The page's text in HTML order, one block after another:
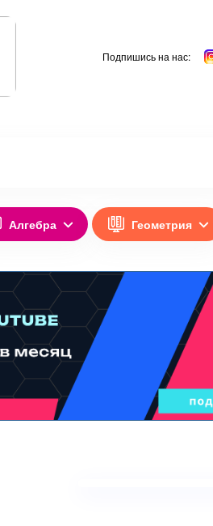
Подпишись на нас:
Алгебра Геометрия